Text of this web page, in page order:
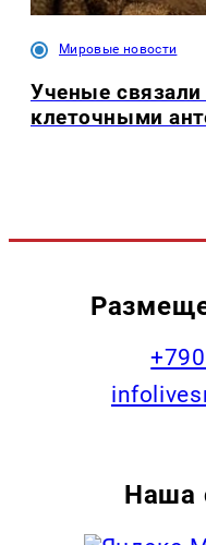
Мировые новости
Ученые связали
клеточными
Наша